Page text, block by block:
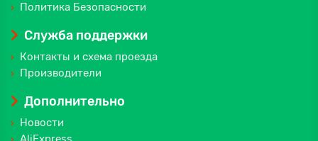
Политика Безопасности
Служба поддержки
Контакты и схема проезда
Производители
Дополнительно
Новости